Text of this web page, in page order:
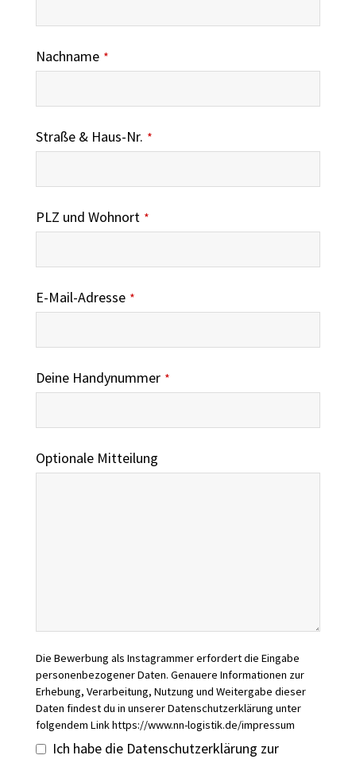
Nachname *
Straße & Haus-Nr. *
PLZ und Wohnort *
E-Mail-Adresse *
Deine Handynummer *
Optionale Mitteilung
Die Bewerbung als Instagrammer erfordert die Eingabe
personenbezogener Daten. Genauere Informationen zur
Erhebung, Verarbeitung, Nutzung und Weitergabe dieser
Daten findest du in unserer Datenschutzerklärung unter
folgendem Link https://www.nn-logistik.de/impressum
Ich habe die Datenschutzerklärung zur